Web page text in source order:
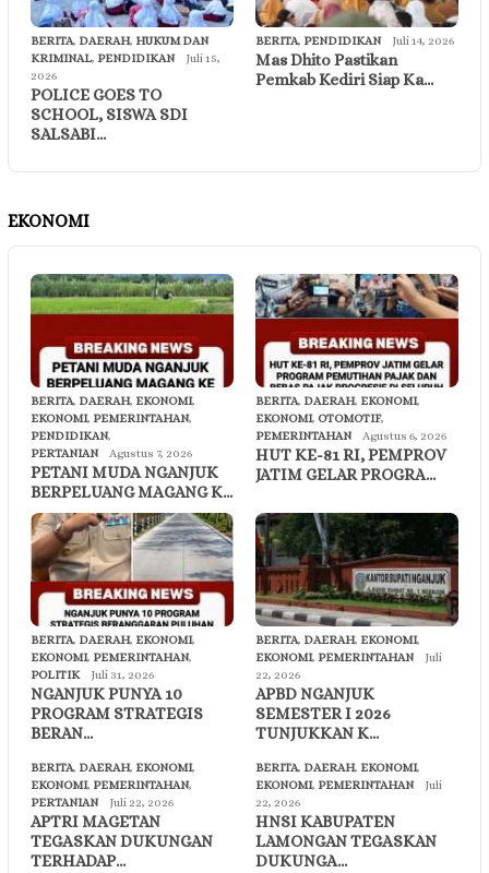
BERITA, DAERAH, HUKUM DAN
KRIMINAL, PENDIDIKAN
Juli 15,
2026
POLICE GOES TO
SCHOOL, SISWA SDI
SALSABI…
BERITA, PENDIDIKAN Juli 14, 2026
Mas Dhito Pastikan
Pemkab Kediri Siap Ka…
EKONOMI
BERITA, DAERAH, EKONOMI,
EKONOMI, PEMERINTAHAN,
PENDIDIKAN,
PERTANIAN
Agustus 7, 2026
PETANI MUDA NGANJUK
BERPELUANG MAGANG K…
BERITA, DAERAH, EKONOMI,
EKONOMI, OTOMOTIF,
PEMERINTAHAN
Agustus 6, 2026
HUT KE-81 RI, PEMPROV
JATIM GELAR PROGRA…
BERITA, DAERAH, EKONOMI,
EKONOMI, PEMERINTAHAN,
POLITIK
Juli 31, 2026
NGANJUK PUNYA 10
PROGRAM STRATEGIS
BERAN…
BERITA, DAERAH, EKONOMI,
EKONOMI, PEMERINTAHAN
Juli
22, 2026
APBD NGANJUK
SEMESTER I 2026
TUNJUKKAN K…
BERITA, DAERAH, EKONOMI,
EKONOMI, PEMERINTAHAN,
PERTANIAN
Juli 22, 2026
APTRI MAGETAN
TEGASKAN DUKUNGAN
TERHADAP…
BERITA, DAERAH, EKONOMI,
EKONOMI, PEMERINTAHAN
Juli
22, 2026
HNSI KABUPATEN
LAMONGAN TEGASKAN
DUKUNGA…